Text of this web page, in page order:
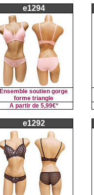
e1294
Ensemble soutien gorge
forme triangle
A partir de 5,99€*
e1292